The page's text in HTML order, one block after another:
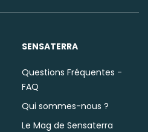
SENSATERRA
Questions Fréquentes -
FAQ
Qui sommes-nous ?
Le Mag de Sensaterra